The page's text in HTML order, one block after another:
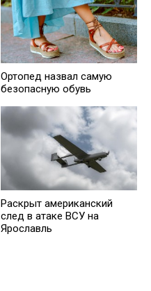
Ортопед назвал самую
безопасную обувь
Раскрыт американский
след в атаке ВСУ на
Ярославль